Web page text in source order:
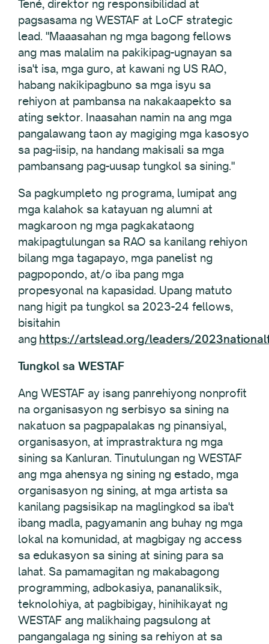
Tené, direktor ng responsibilidad at
pagsasama ng WESTAF at LoCF strategic
lead. "Maaasahan ng mga bagong fellows
ang mas malalim na pakikipag-ugnayan sa
isa't isa, mga guro, at kawani ng US RAO,
habang nakikipagbuno sa mga isyu sa
rehiyon at pambansa na nakakaapekto sa
ating sektor. Inaasahan namin na ang mga
pangalawang taon ay magiging mga kasosyo
sa pag-iisip, na handang makisali sa mga
pambansang pag-uusap tungkol sa sining."
Sa pagkumpleto ng programa, lumipat ang
mga kalahok sa katayuan ng alumni at
magkaroon ng mga pagkakataong
makipagtulungan sa RAO sa kanilang rehiyon
bilang mga tagapayo, mga panelist ng
pagpopondo, at/o iba pang mga
propesyonal na kapasidad. Upang matuto
nang higit pa tungkol sa 2023-24 fellows,
bisitahin
ang https://artslead.org/leaders/
Tungkol sa WESTAF
Ang WESTAF ay isang panrehiyong nonprofit
na organisasyon ng serbisyo sa sining na
nakatuon sa pagpapalakas ng pinansiyal,
organisasyon, at imprastraktura ng mga
sining sa Kanluran. Tinutulungan ng WESTAF
ang mga ahensya ng sining ng estado, mga
organisasyon ng sining, at mga artista sa
kanilang pagsisikap na maglingkod sa iba't
ibang madla, pagyamanin ang buhay ng mga
lokal na komunidad, at magbigay ng access
sa edukasyon sa sining at sining para sa
lahat. Sa pamamagitan ng makabagong
programming, adbokasiya, pananaliksik,
teknolohiya, at pagbibigay, hinihikayat ng
WESTAF ang malikhaing pagsulong at
pangangalaga ng sining sa rehiyon at sa